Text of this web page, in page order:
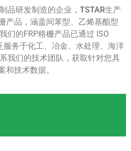
品研发制造的企业， TSTAR生产
产品，涵盖间苯型、乙烯基酯型
们的FRP格栅产品已通过 ISO
服务于化工、冶金、水处理、海洋
我们的技术团队，获取针对您具
和技术数据。